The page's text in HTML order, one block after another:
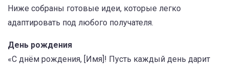
Ниже собраны готовые идеи, которые легко
адаптировать под любого получателя.
День рождения
«С днём рождения, [Имя]! Пусть каждый день дарит